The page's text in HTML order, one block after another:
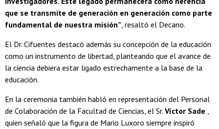
que se transmite de generación en generación como parte
fundamental de nuestra misión”, resaltó el Decano.
El Dr. Cifuentes destacó además su concepción de la educación
como un instrumento de libertad, planteando que el avance de
la ciencia debiera estar ligado estrechamente a la base de la
educación.
En la ceremonia también habló en representación del Personal
de Colaboración de la Facultad de Ciencias, el Sr. Víctor Sade ,
quien señaló que la figura de Mario Luxoro siempre inspiró